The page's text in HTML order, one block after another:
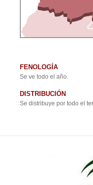
FENOLOGÍA
Se ve todo el año.
DISTRIBUCIÓN
Se distribuye por todo el